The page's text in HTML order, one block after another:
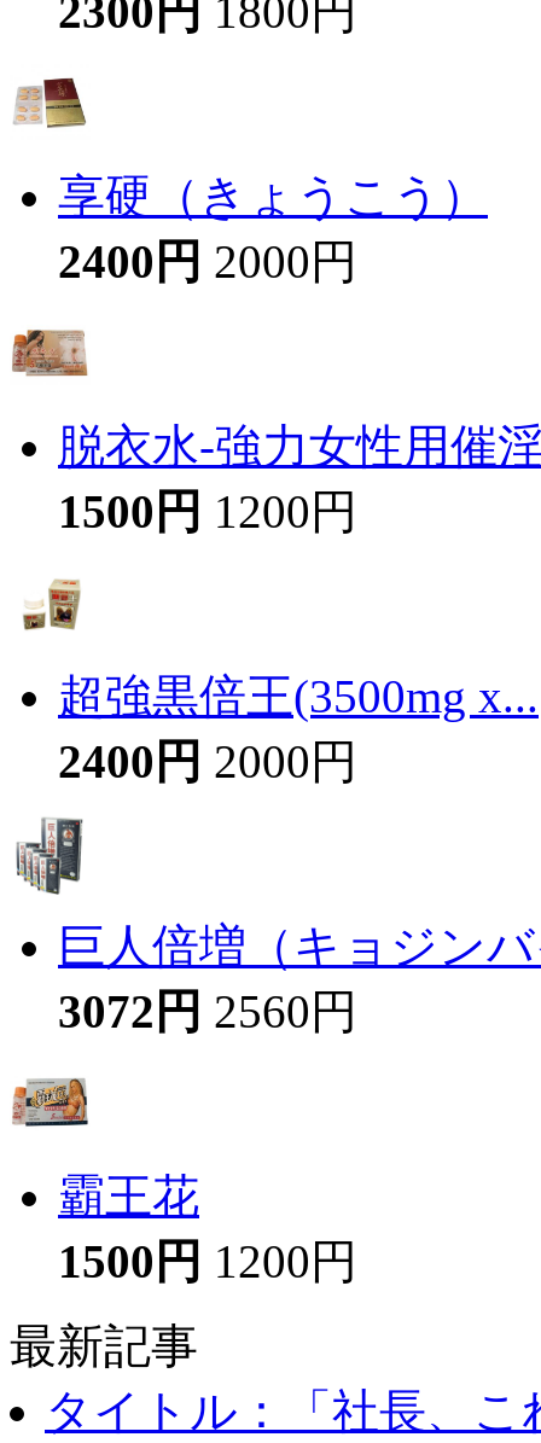
2300円 1800円
享硬（きょうこう）
2400円 2000円
脱衣水-強力女性用催
1500円 1200円
超強黒倍王(3500mg x...
2400円 2000円
巨人倍増（キョジン
3072円 2560円
霸王花
1500円 1200円
最新記事
タイトル：「社長、こ